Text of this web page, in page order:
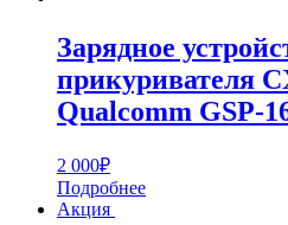
Зарядное
прикуривателя
Qualcomm GSP-
2 000₽
Подробнее
Акция